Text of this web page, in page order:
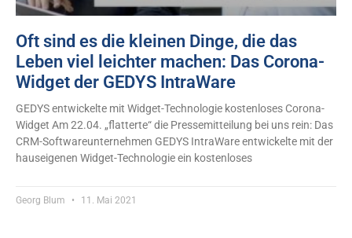
Oft sind es die kleinen Dinge, die das
Leben viel leichter machen: Das Corona-
Widget der GEDYS IntraWare
GEDYS entwickelte mit Widget-Technologie kostenloses Corona-
Widget Am 22.04. „flatterte“ die Pressemitteilung bei uns rein: Das
CRM-Softwareunternehmen GEDYS IntraWare entwickelte mit der
hauseigenen Widget-Technologie ein kostenloses
Georg Blum 11. Mai 2021